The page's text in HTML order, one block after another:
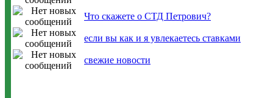
Что скажете о СТД Петрович?
если вы как и я увлекаетесь ставками
свежие новости